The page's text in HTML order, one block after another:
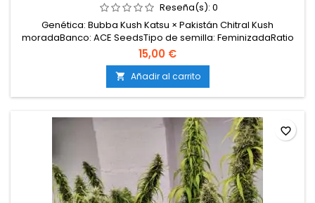
Reseña(s): 0
Genética: Bubba Kush Katsu × Pakistán Chitral Kush
moradaBanco: ACE SeedsTipo de semilla: FeminizadaRatio
sativa / índica: 100 % índicaTHC: 17 %CBD: &lt; 0,05 %CBG: 2
%Floración en interior: 7–8 semanasFloración en exterior:
finales de septiembreProducción: MediaMorfología: plantas
compactas, robustas y muy resinosas...
15,00 €
 Añadir al carrito
favorite_border